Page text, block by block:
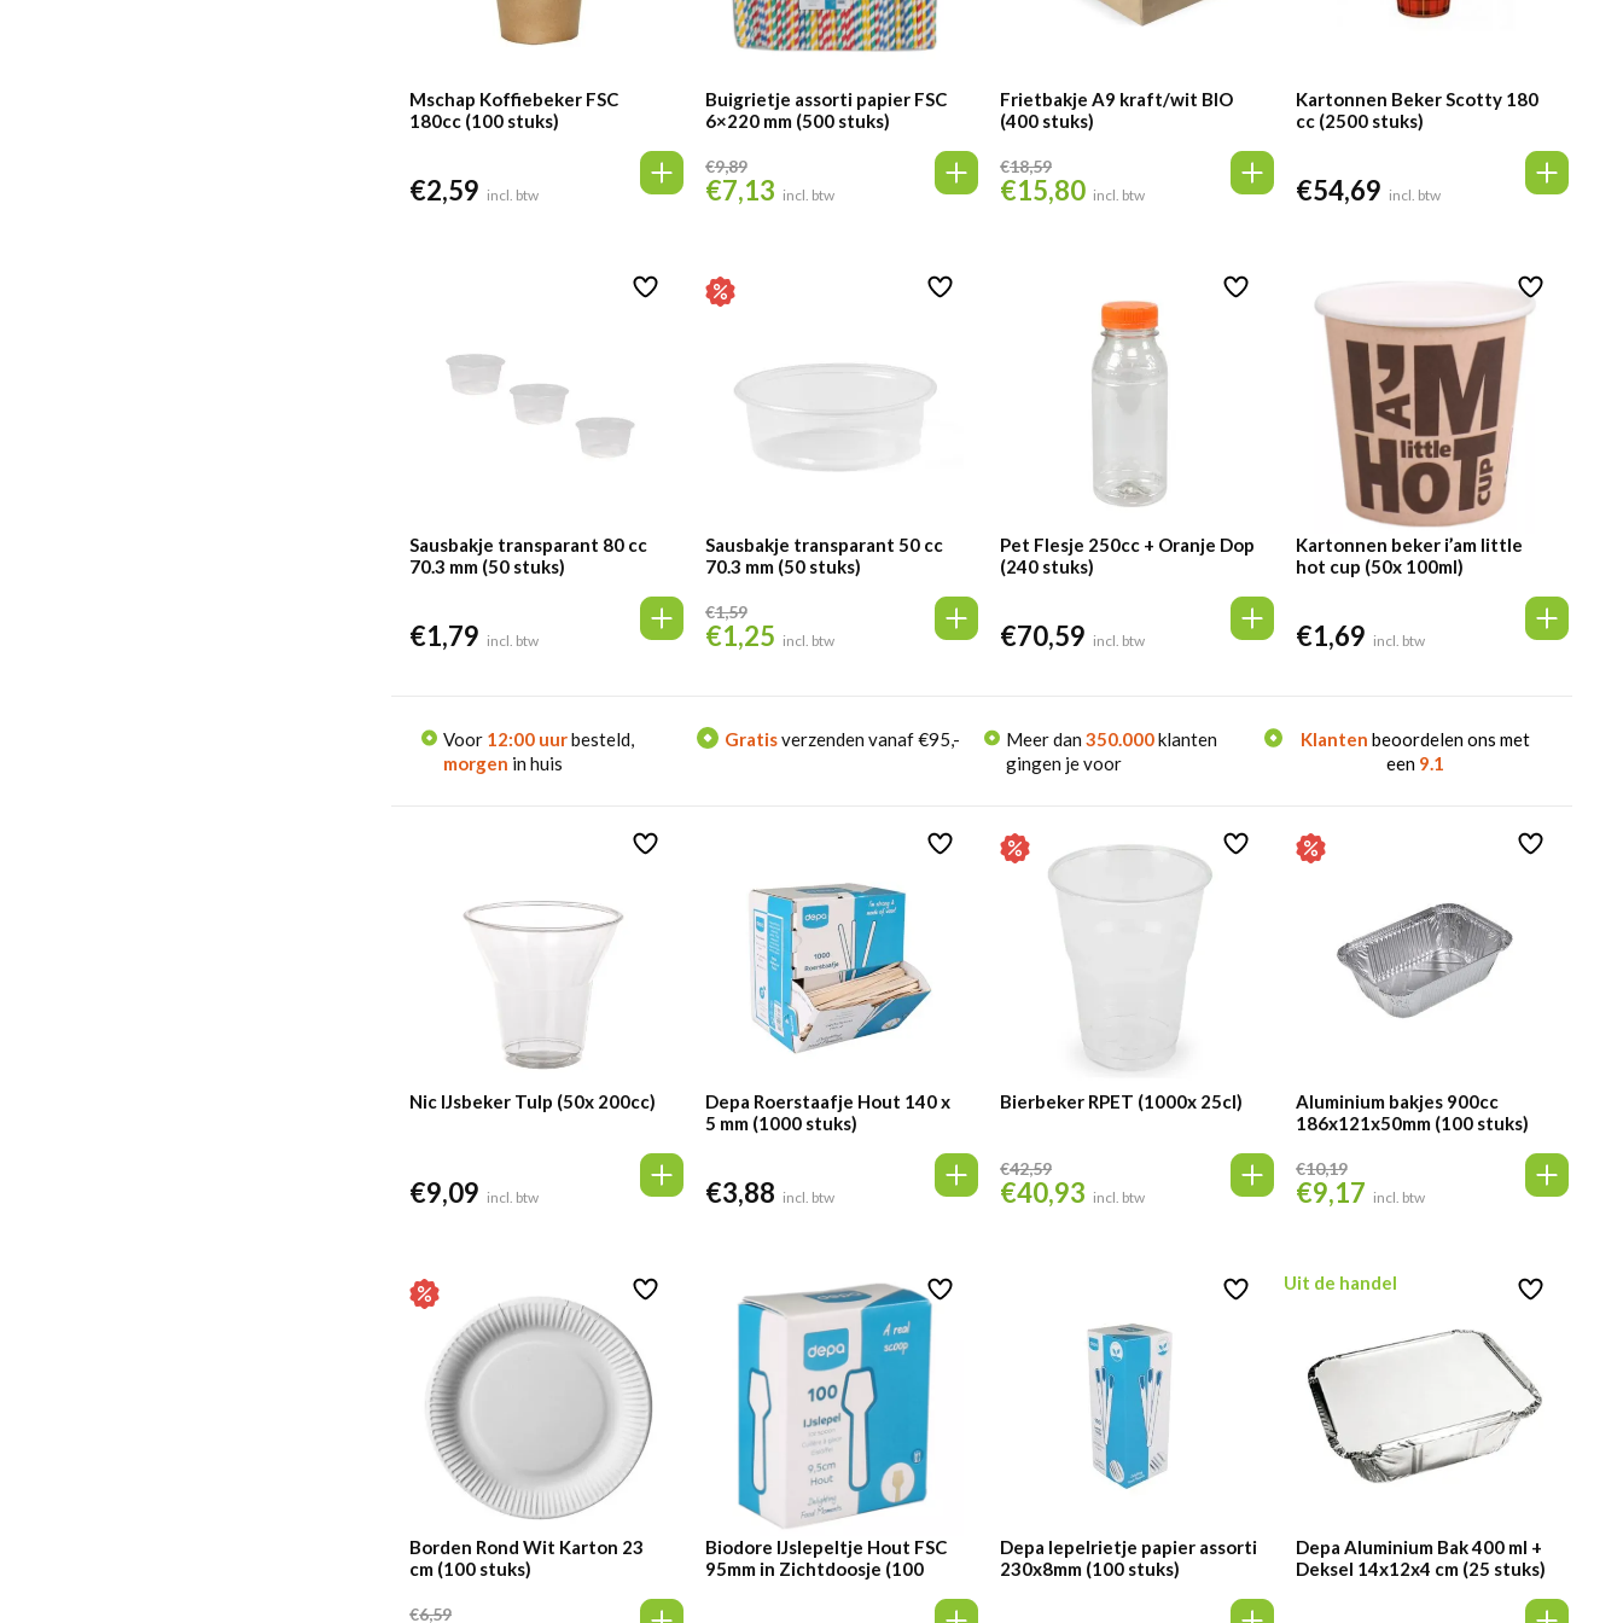
Mschap Koffiebeker FSC
180cc (100 stuks)
€2,59 incl. btw
Buigrietje assorti papier FSC
6×220 mm (500 stuks)
€9,89
Oorspronkelijke
€9,89.
€7,13 Huidige
incl. btw
Frietbakje A9 kraft/wit BIO
(400 stuks)
€18,59
Oorspronkelijke
€15,80 Huidige
incl. btw
Kartonnen Beker Scotty 180
cc (2500 stuks)
€54,69 incl. btw
Sausbakje transparant 80 cc
70.3 mm (50 stuks)
€1,79 incl. btw
Sausbakje transparant 50 cc
70.3 mm (50 stuks)
€1,59
Oorspronkelijke
€1,59.
€1,25 Huidige
incl. btw
Pet Flesje 250cc + Oranje Dop
(240 stuks)
€70,59 incl. btw
Kartonnen beker i’am little
hot cup (50x 100ml)
€1,69 incl. btw
Voor 12:00 uurbesteld,
morgen in huis
Gratisverzenden vanaf €95,- Meer dan350.000klanten
gingen je voor
Klanten beoordelen ons met
een 9.1
Nic IJsbeker Tulp (50x 200cc)
€9,09 incl. btw
Depa Roerstaafje Hout 140 x
5 mm (1000 stuks)
€3,88 incl. btw
Bierbeker RPET (1000x 25cl)
€42,59
Oorspronkelijke
€40,93 Huidige
incl. btw
Aluminium bakjes 900cc
186x121x50mm (100 stuks)
€10,19
Oorspronkelijke
€10,19.
€9,17 Huidige
€9,17.
incl. btw
Borden Rond Wit Karton 23
cm (100 stuks)
€6,59
Biodore IJslepeltje Hout FSC
95mm in Zichtdoosje (100
Depa lepelrietje papier assorti
230x8mm (100 stuks)
Uit de handel
Depa Aluminium Bak 400 ml +
Deksel 14x12x4 cm (25 stuks)